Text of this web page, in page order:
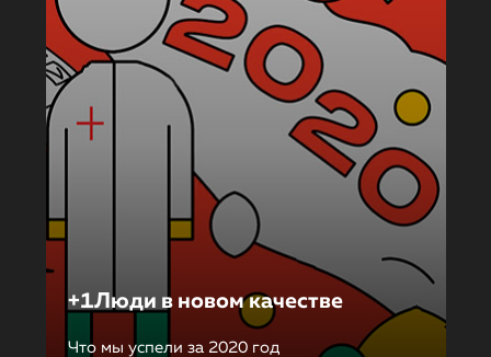
+1Люди в новом качестве
Что мы успели за 2020 год